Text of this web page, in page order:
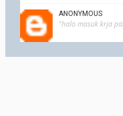
ANONYMOUS
"halo masuk krja